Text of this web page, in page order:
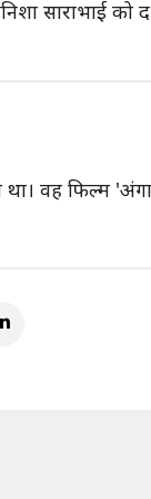
साराभाई
वह फिल्म